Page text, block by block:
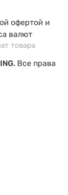
офертой и
валют
товара
Все права